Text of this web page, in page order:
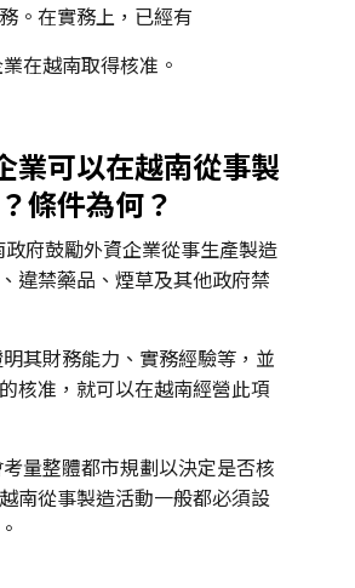
。在實務上，已經有
在越南取得核准。
業可以在越南從事製
條件為何？
府鼓勵外資企業從事生產製造
違禁藥品、煙草及其他政府禁
其財務能力、實務經驗等，並
核准，就可以在越南經營此項
量整體都市規劃以決定是否核
南從事製造活動一般都必須設